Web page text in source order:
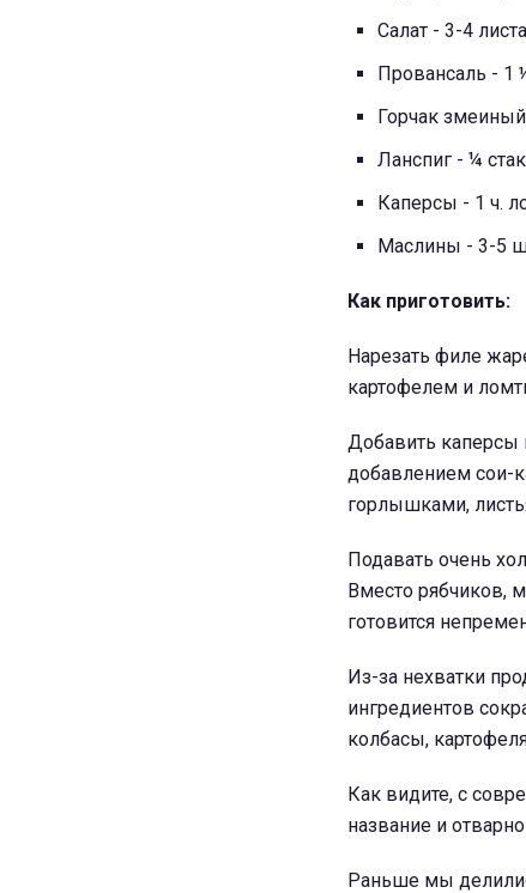
Салат - 3-4 листа
Провансаль - 1
Горчак
Ланспиг - ¼
Каперсы - 1 ч.
Маслины - 3-5
Как приготовить:
Нарезать филе
картофелем и
Добавить каперсы
добавлением сои-
горлышками,
Подавать очень
Вместо рябчиков,
готовится
Из-за нехватки
ингредиентов
колбасы,
Как видите, с
название и
Раньше мы